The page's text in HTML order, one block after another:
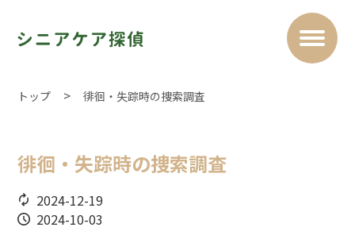
トップ 徘徊・失踪時の捜索調査
徘徊・失踪時の捜索調査
2024-12-19
2024-10-03